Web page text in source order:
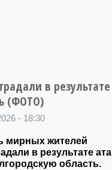
в результате
(ФОТО)
- 18:30
мирных жителей
в результате
область.